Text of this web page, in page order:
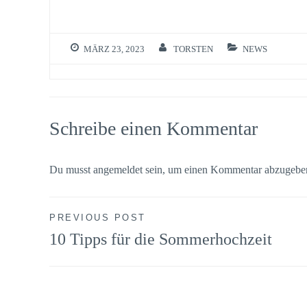
MÄRZ 23, 2023 TORSTEN NEWS
Schreibe einen Kommentar
Du musst angemeldet sein, um einen Kommentar
Beitragsnavigation
PREVIOUS POST
10 Tipps für die Sommerhochzeit